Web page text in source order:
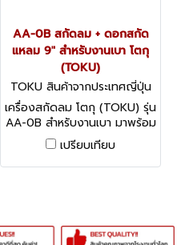
AA-0B สกัดลม + ดอกสกัด
แหลม 9" สำหรับงานเบา โตกุ
(TOKU)
TOKU สินค้าจากประเทศญี่ปุ่น
AA-0B
เครื่องสกัดลม โตกุ (TOKU) รุ่น
AA-0B สำหรับงานเบา มาพร้อม
ดอกสกัดแหลมยาว 9 นิ้ว ขนาด
ลูกสูบ 20 มม. ความยาวช่วงชัก
50 มม. ปริมาณลม 0.35
เปรียบเทียบ